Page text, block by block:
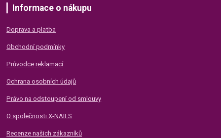
Informace o nákupu
Doprava a platba
Obchodní podmínky
Průvodce reklamací
Ochrana osobních údajů
Právo na odstoupení od smlouvy
O společnosti X-NAILS
Recenze našich zákazníků